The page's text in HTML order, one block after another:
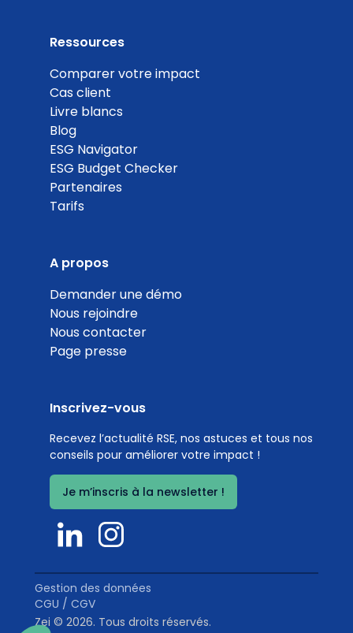
Ressources
Comparer votre impact
Cas client
Livre blancs
Blog
ESG Navigator
ESG Budget Checker
Partenaires
Tarifs
A propos
Demander une démo
Nous rejoindre
Nous contacter
Page presse
Inscrivez-vous
Recevez l’actualité RSE, nos astuces et tous nos
conseils pour améliorer votre impact !
Je m’inscris à la newsletter !
Gestion des données
CGU / CGV
Zei © 2026. Tous droits réservés.